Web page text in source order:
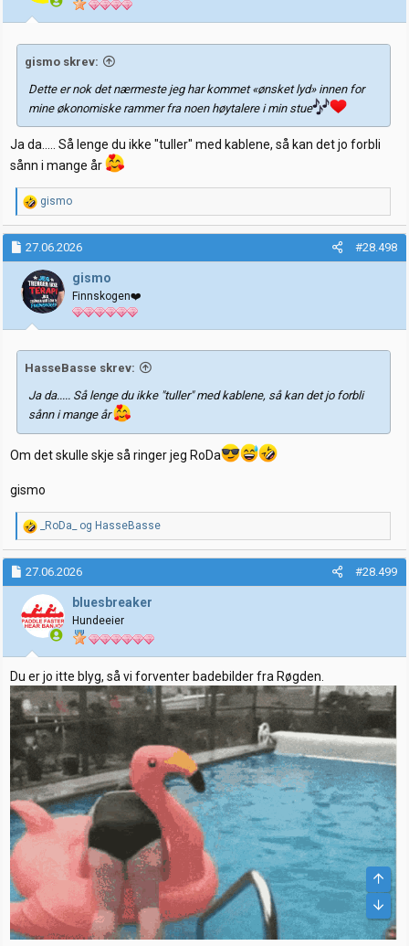
e
r
gismo skrev:
Dette er nok det nærmeste jeg har kommet «ønsket lyd» innen for
mine økonomiske rammer fra noen høytalere i min stue
Ja da..... Så lenge du ikke "tuller" med kablene, så kan det jo forbli
sånn i mange år
R
e
a
k
s
j
o
n
e
r
gismo
27.06.2026 #28.498
gismo
Finnskogen❤️
HasseBasse skrev:
Ja da..... Så lenge du ikke "tuller" med kablene, så kan det jo forbli
sånn i mange år
Om det skulle skje så ringer jeg RoDa
gismo
R
e
a
k
j
o
n
e
r
_RoDa_ og HasseBasse
27.06.2026 #28.499
bluesbreaker
Hundeeier
Du er jo itte blyg, så vi forventer badebilder fra Røgden.